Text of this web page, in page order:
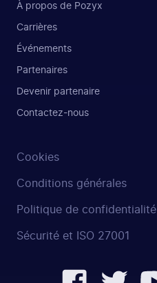
À propos de Pozyx
Carrières
Événements
Partenaires
Devenir partenaire
Contactez-nous
Cookies
Conditions générales
Politique de confidentialité
Sécurité et ISO 27001